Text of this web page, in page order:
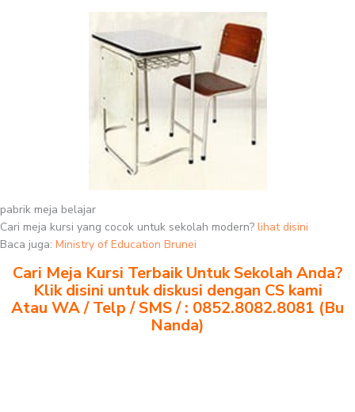
pabrik meja belajar
Cari meja kursi yang cocok untuk sekolah modern? lihat disini
Baca juga: Ministry of Education Brunei
Cari Meja Kursi Terbaik Untuk Sekolah Anda?
Klik disini untuk diskusi dengan CS kami
Atau WA / Telp / SMS / : 0852.8082.8081 (Bu
Nanda)